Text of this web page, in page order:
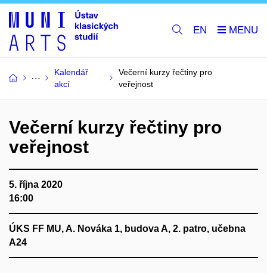
EN
Kalendář
akcí
Večerní kurzy řečtiny pro
veřejnost
Večerní kurzy řečtiny pro
veřejnost
5. října 2020
16:00
ÚKS FF MU, A. Nováka 1, budova A, 2. patro, učebna
A24